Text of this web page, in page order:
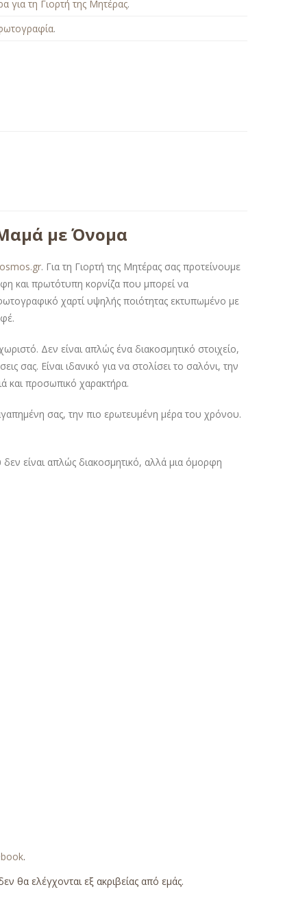
για τη Γιορτή της Μητέρας.
.
με Όνομα
. Για τη Γιορτή της Μητέρας σας προτείνουμε
και πρωτότυπη κορνίζα που μπορεί να
χαρτί υψηλής ποιότητας εκτυπωμένο με
Δεν είναι απλώς ένα διακοσμητικό στοιχείο,
σας. Είναι ιδανικό για να στολίσει το σαλόνι, την
και προσωπικό χαρακτήρα.
σας, την πιο ερωτευμένη μέρα του χρόνου.
είναι απλώς διακοσμητικό, αλλά μια όμορφη
.
θα ελέγχονται εξ ακριβείας από εμάς.